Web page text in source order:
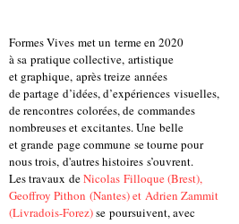
Formes Vives met un terme en 2020
à sa pratique collective, artistique
et graphique, après treize années
de partage d’idées, d’expériences visuelles,
de rencontres colorées, de commandes
nombreuses et excitantes. Une belle
et grande page commune se tourne pour
nous trois, d'autres histoires s’ouvrent.
Les travaux deNicolas Filloque (Brest),
Geoffroy Pithon (Nantes) et Adrien Zammit
(Livradois-Forez)se poursuivent, avec